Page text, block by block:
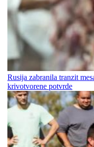
Rusija zabranila tranzit
krivotvorene potvrde